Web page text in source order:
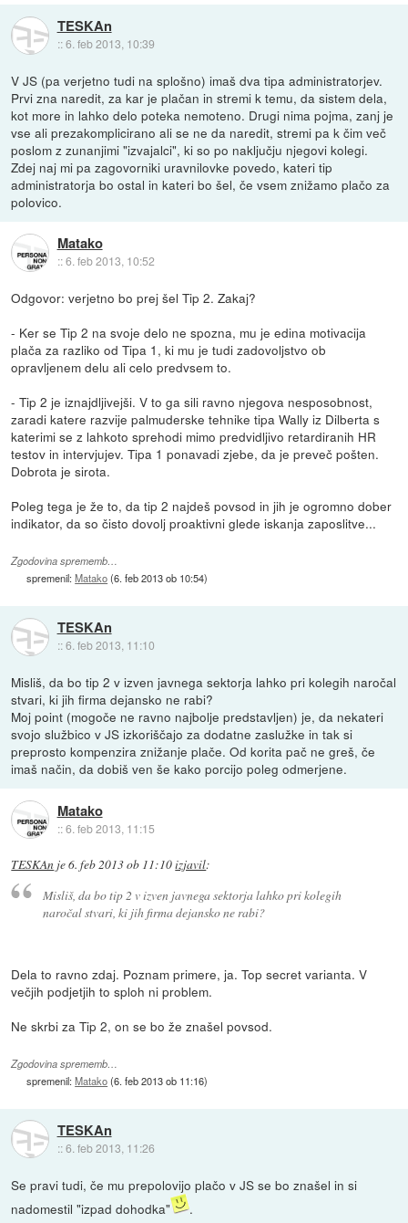
TESKAn
::6. feb 2013, 10:39
V JS (pa verjetno tudi na splošno) imaš dva tipa administratorjev.
Prvi zna naredit, za kar je plačan in stremi k temu, da sistem dela,
kot more in lahko delo poteka nemoteno. Drugi nima pojma, zanj je
vse ali prezakomplicirano ali se ne da naredit, stremi pa k čim več
poslom z zunanjimi "izvajalci", ki so po naključju njegovi kolegi.
Zdej naj mi pa zagovorniki uravnilovke povedo, kateri tip
administratorja bo ostal in kateri bo šel, če vsem znižamo plačo za
polovico.
Matako
::6. feb 2013, 10:52
Odgovor: verjetno bo prej šel Tip 2. Zakaj?
- Ker se Tip 2 na svoje delo ne spozna, mu je edina motivacija
plača za razliko od Tipa 1, ki mu je tudi zadovoljstvo ob
opravljenem delu ali celo predvsem to.
- Tip 2 je iznajdljivejši. V to ga sili ravno njegova nesposobnost,
zaradi katere razvije palmuderske tehnike tipa Wally iz Dilberta s
katerimi se z lahkoto sprehodi mimo predvidljivo retardiranih HR
testov in intervjujev. Tipa 1 ponavadi zjebe, da je preveč pošten.
Dobrota je sirota.
Poleg tega je že to, da tip 2 najdeš povsod in jih je ogromno dober
indikator, da so čisto dovolj proaktivni glede iskanja zaposlitve...
Zgodovina sprememb…
spremenil:Matako(6. feb 2013 ob 10:54)
TESKAn
::6. feb 2013, 11:10
Misliš, da bo tip 2 v izven javnega sektorja lahko pri kolegih naročal
stvari, ki jih firma dejansko ne rabi?
Moj point (mogoče ne ravno najbolje predstavljen) je, da nekateri
svojo službico v JS izkoriščajo za dodatne zaslužke in tak si
preprosto kompenzira znižanje plače. Od korita pač ne greš, če
imaš način, da dobiš ven še kako porcijo poleg odmerjene.
Matako
::6. feb 2013, 11:15
TESKAn je6. feb 2013 ob 11:10izjavil:
Misliš, da bo tip 2 v izven javnega sektorja lahko pri kolegih
naročal stvari, ki jih firma dejansko ne rabi?
Dela to ravno zdaj. Poznam primere, ja. Top secret varianta. V
večjih podjetjih to sploh ni problem.
Ne skrbi za Tip 2, on se bo že znašel povsod.
Zgodovina sprememb…
spremenil:Matako(6. feb 2013 ob 11:16)
TESKAn
::6. feb 2013, 11:26
Se pravi tudi, če mu prepolovijo plačo v JS se bo znašel in si
nadomestil "izpad dohodka"
.